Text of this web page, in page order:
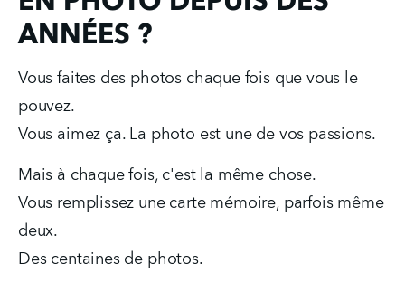
ANNÉES ?
Vous faites des photos chaque fois que vous le
pouvez.
Vous aimez ça. La photo est une de vos passions.
Mais à chaque fois, c'est la même chose.
Vous remplissez une carte mémoire, parfois même
deux.
Des centaines de photos.